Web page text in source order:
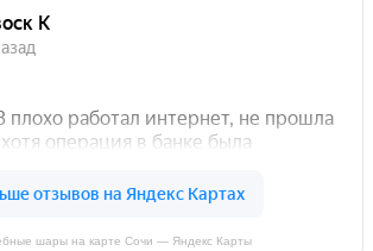
шары на карте Сочи — Яндекс Карты